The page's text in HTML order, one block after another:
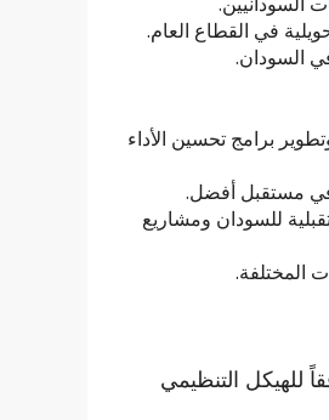
في القطاع العام.
السودان.
برامج تحسين الأداء
في مستقبل أفضل.
للسودان ومشاريع
المختلفة.
للهيكل التنظيمي